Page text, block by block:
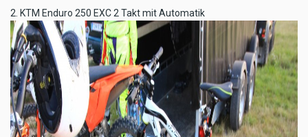
2. KTM Enduro 250 EXC 2 Takt mit Automatik